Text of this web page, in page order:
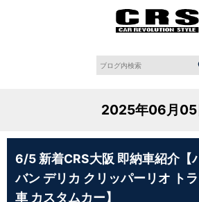
2025年06月05
6/5 新着CRS大阪 即納車紹介【
バン デリカ クリッパーリオ ト
車 カスタムカー】